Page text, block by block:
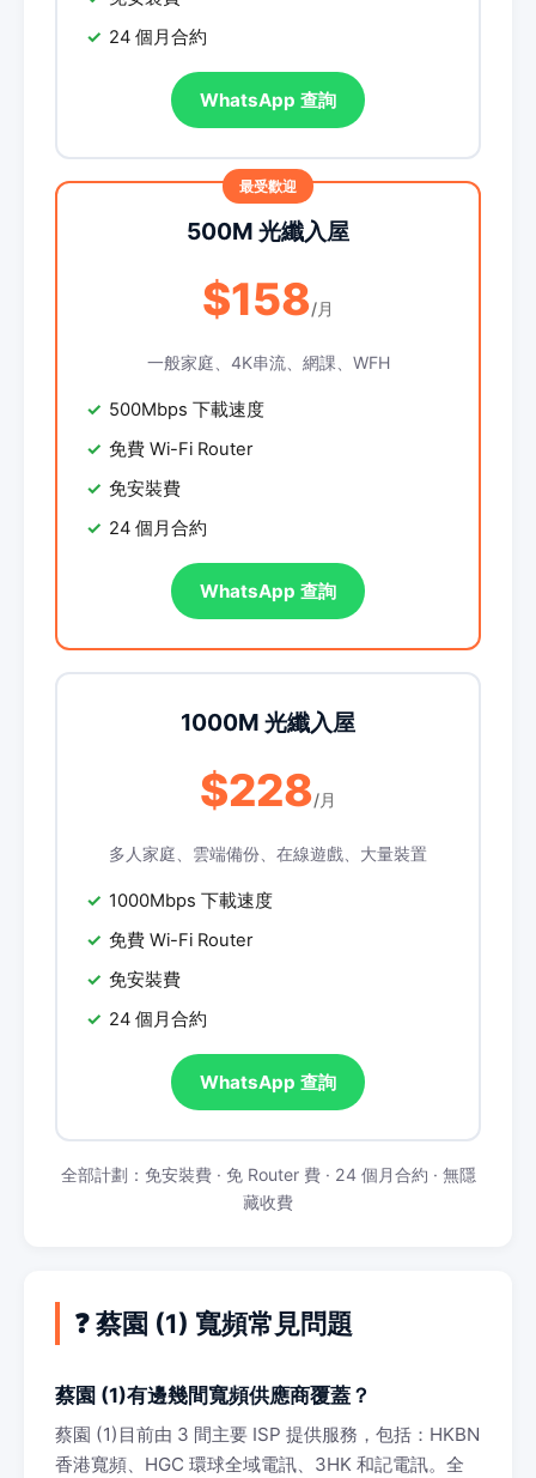
24 個月合約
WhatsApp 查詢
500M 光纖入屋
$158/月
一般家庭、4K串流、網課、WFH
500Mbps 下載速度
免費 Wi-Fi Router
免安裝費
24 個月合約
WhatsApp 查詢
1000M 光纖入屋
$228/月
多人家庭、雲端備份、在線遊戲、大量裝置
1000Mbps 下載速度
免費 Wi-Fi Router
免安裝費
24 個月合約
WhatsApp 查詢
全部計劃：免安裝費 · 免 Router 費 · 24 個月合約 · 無隱
藏收費
❓ 蔡園 (1) 寬頻常見問題
蔡園 (1)有邊幾間寬頻供應商覆蓋？
蔡園 (1)目前由 3 間主要 ISP 提供服務，包括：HKBN
香港寬頻、HGC 環球全域電訊、3HK 和記電訊。全